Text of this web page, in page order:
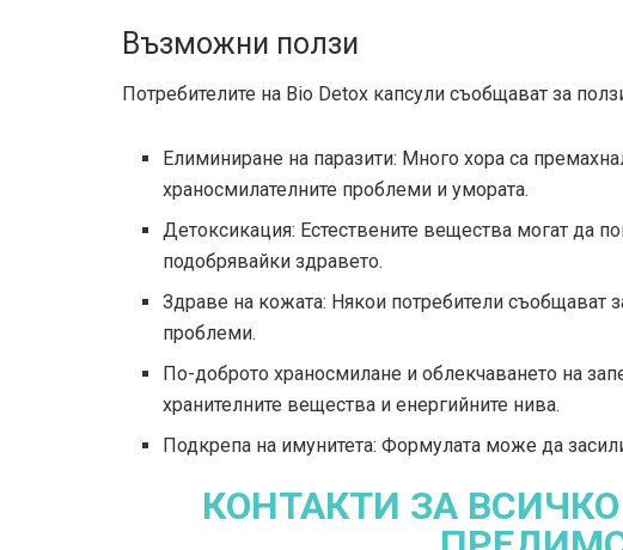
Възможни ползи
Потребителите на Bio Detox капсули съобщават за
Елиминиране на паразити: Много хора са
храносмилателните проблеми и умората.
Детоксикация: Естествените вещества могат да
подобрявайки здравето.
Здраве на кожата: Някои потребители съобщават
проблеми.
По-доброто храносмилане и облекчаването на
хранителните вещества и енергийните нива.
Подкрепа на имунитета: Формулата може да
КОНТАКТИ ЗА